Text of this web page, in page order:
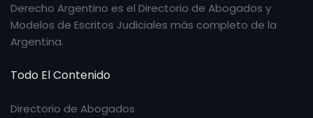
Derecho Argentino es el Directorio de Abogados y
Modelos de Escritos Judiciales más completo de la
Argentina.
Todo El Contenido
Directorio de Abogados